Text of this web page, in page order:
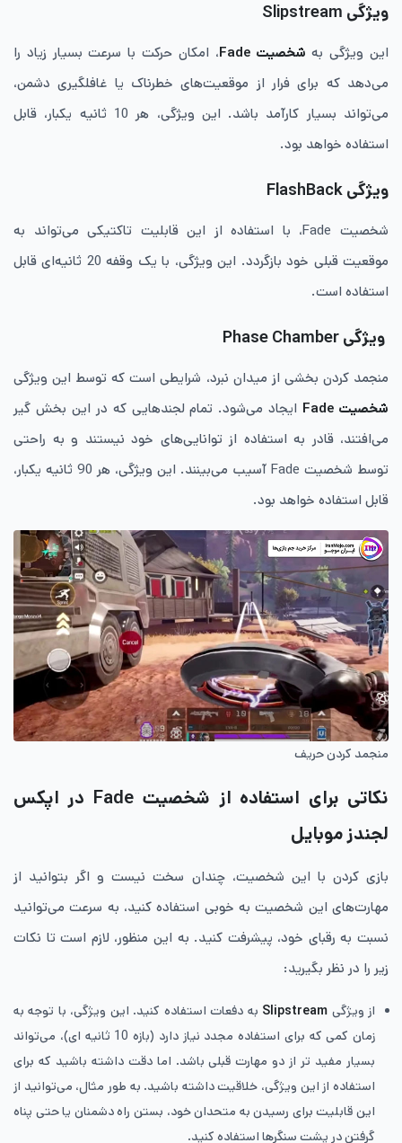
ویژگی Slipstream
این ویژگی به شخصیت Fade
، امکان حرکت با سرعت بسیار زیاد را
می‌دهد که برای فرار از موقعیت‌های خطرناک یا غافلگیری دشمن،
می‌تواند بسیار کارآمد باشد. این ویژگی، هر 10 ثانیه یکبار، قابل
استفاده خواهد بود.
ویژگی FlashBack
شخصیت Fade، با استفاده از این قابلیت تاکتیکی می‌تواند به
موقعیت قبلی خود بازگردد. این ویژگی، با یک وقفه 20 ثانیه‌ای قابل
استفاده است.
ویژگی Phase Chamber
منجمد کردن بخشی از میدان نبرد، شرایطی است که توسط این ویژگی
شخصیت Fade
ایجاد می‌شود. تمام لجندهایی که در این بخش گیر
می‌افتند، قادر به استفاده از توانایی‌های خود نیستند و به راحتی
توسط شخصیت Fade آسیب می‌بینند. این ویژگی، هر 90 ثانیه یکبار،
قابل استفاده خواهد بود.
منجمد کردن حریف
نکاتی برای استفاده از شخصیت Fade در اپکس
لجندز موبایل
بازی کردن با این شخصیت، چندان سخت نیست و اگر بتوانید از
مهارت‌های این شخصیت به خوبی استفاده کنید، به سرعت می‌توانید
نسبت به رقبای خود، پیشرفت کنید. به این منظور، لازم است تا نکات
زیر را در نظر بگیرید:
از ویژگی Slipstream به دفعات استفاده کنید. این ویژگی، با توجه به
زمان کمی که برای استفاده مجدد نیاز دارد (بازه 10 ثانیه ای)، می‌تواند
بسیار مفید تر از دو مهارت قبلی باشد. اما دقت داشته باشید که برای
استفاده از این ویژگی، خلاقیت داشته باشید. به طور مثال، می‌توانید از
این قابلیت برای رسیدن به متحدان خود، بستن راه دشمنان یا حتی پناه
گرفتن در پشت سنگرها استفاده کنید.